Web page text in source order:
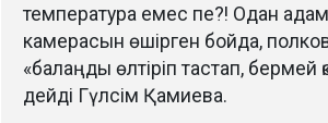
температура емес пе?! Одан адам
камерасын өшірген бойда,
«балаңды өлтіріп тастап, бермей
дейді Гүлсім Қамиева.